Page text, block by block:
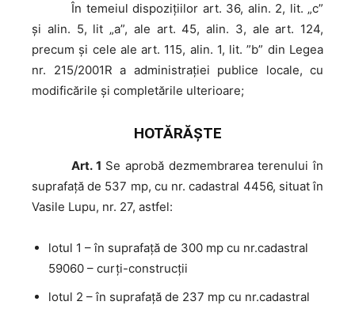
În temeiul dispoziţiilor art. 36, alin. 2, lit. „c”
și alin. 5, lit „a”, ale art. 45, alin. 3, ale art. 124,
precum şi cele ale art. 115, alin. 1, lit. ”b” din Legea
nr. 215/2001R a administraţiei publice locale, cu
modificările şi completările ulterioare;
HOTĂRĂŞTE
Art. 1 Se aprobă dezmembrarea terenului în
suprafaţă de 537 mp, cu nr. cadastral 4456, situat în
Vasile Lupu, nr. 27, astfel:
lotul 1 – în suprafaţă de 300 mp cu nr.cadastral
59060 – curți-construcții
lotul 2 – în suprafaţă de 237 mp cu nr.cadastral